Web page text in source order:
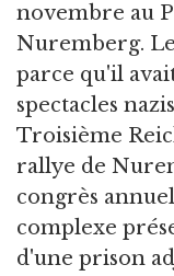
novembre au
Nuremberg.
parce qu'il
spectacles
Troisième
rallye de
congrès
complexe
d'une prison